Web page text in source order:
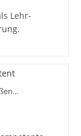
Lehr-